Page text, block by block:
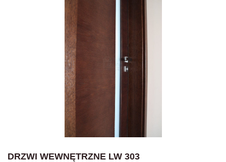
DRZWI WEWNĘTRZNE LW 303